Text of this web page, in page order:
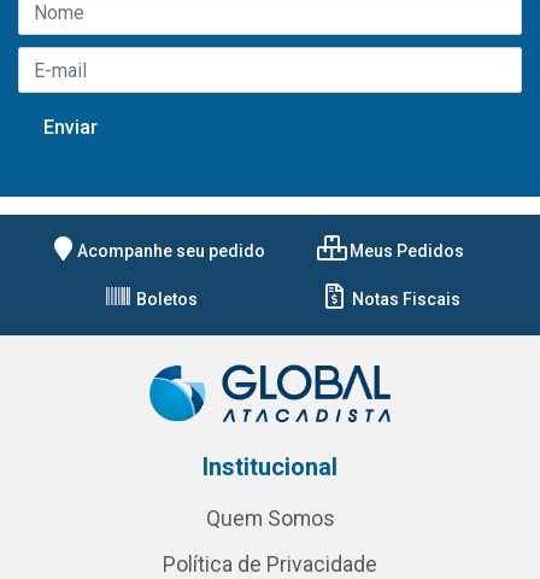
Acompanhe seu pedido Meus Pedidos
Boletos Notas Fiscais
Institucional
Quem Somos
Política de Privacidade